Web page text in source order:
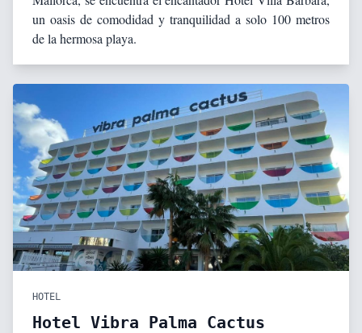
un oasis de comodidad y tranquilidad a solo 100 metros
de la hermosa playa.
HOTEL
Hotel Vibra Palma Cactus